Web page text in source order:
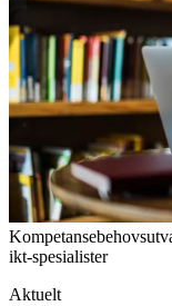
ikt-spesialister
Aktuelt